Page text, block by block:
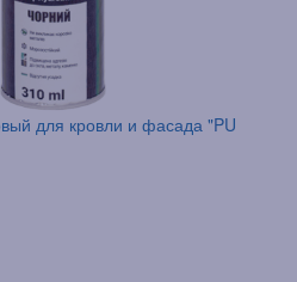
для кровли и фасада "PU